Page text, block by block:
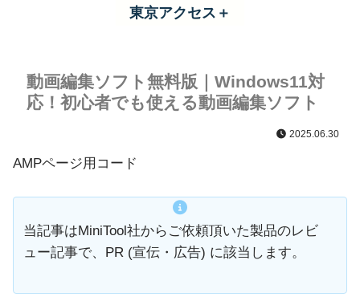
東京アクセス＋
動画編集ソフト無料版｜Windows11対
応！初心者でも使える動画編集ソフト
2025.06.30
AMPページ用コード
当記事はMiniTool社からご依頼頂いた製品のレビ
ュー記事で、PR (宣伝・広告) に該当します。